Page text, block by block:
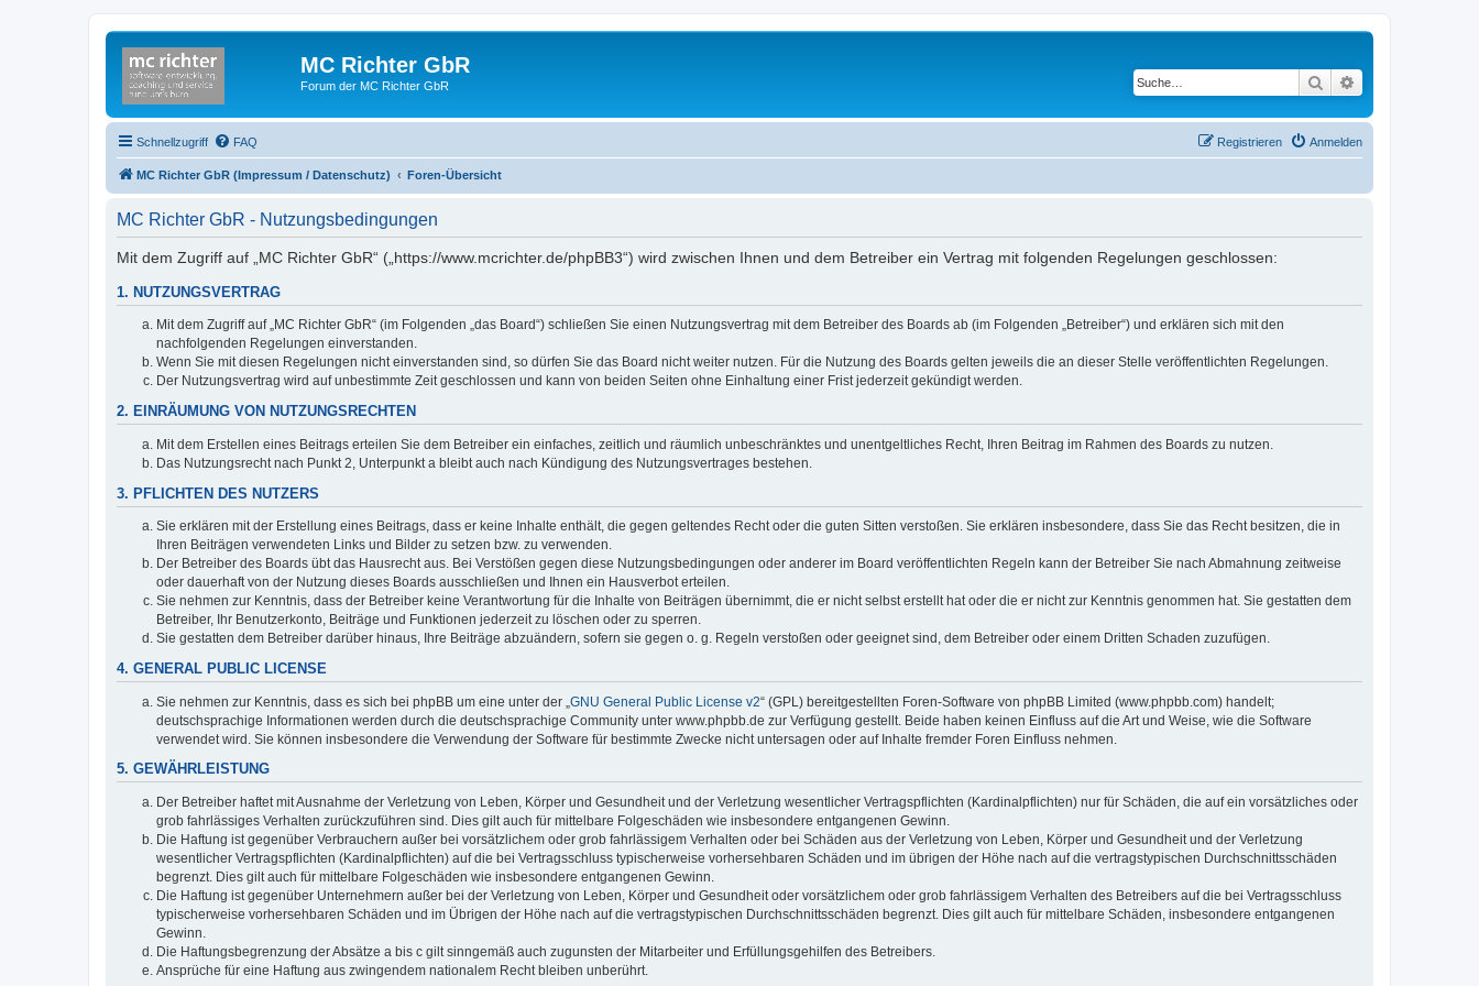
MC Richter GbR
Forum der MC Richter GbR Suche
Schnellzugriff FAQ Anmelden
Registrieren
MC Richter GbR (Impressum / Datenschutz) Foren-Übersicht
MC Richter GbR - Nutzungsbedingungen
Mit dem Zugriff auf „MC Richter GbR“ („https://www.mcrichter.de/phpBB3“) wird zwischen Ihnen und dem Betreiber ein Vertrag mit folgenden Regelungen geschlossen:
1. NUTZUNGSVERTRAG
Mit dem Zugriff auf „MC Richter GbR“ (im Folgenden „das Board“) schließen Sie einen Nutzungsvertrag mit dem Betreiber des Boards ab (im Folgenden „Betreiber“) und erklären sich mit den
nachfolgenden Regelungen einverstanden.
Wenn Sie mit diesen Regelungen nicht einverstanden sind, so dürfen Sie das Board nicht weiter nutzen. Für die Nutzung des Boards gelten jeweils die an dieser Stelle veröffentlichten Regelungen.
Der Nutzungsvertrag wird auf unbestimmte Zeit geschlossen und kann von beiden Seiten ohne Einhaltung einer Frist jederzeit gekündigt werden.
2. EINRÄUMUNG VON NUTZUNGSRECHTEN
Mit dem Erstellen eines Beitrags erteilen Sie dem Betreiber ein einfaches, zeitlich und räumlich unbeschränktes und unentgeltliches Recht, Ihren Beitrag im Rahmen des Boards zu nutzen.
Das Nutzungsrecht nach Punkt 2, Unterpunkt a bleibt auch nach Kündigung des Nutzungsvertrages bestehen.
3. PFLICHTEN DES NUTZERS
Sie erklären mit der Erstellung eines Beitrags, dass er keine Inhalte enthält, die gegen geltendes Recht oder die guten Sitten verstoßen. Sie erklären insbesondere, dass Sie das Recht besitzen, die in
Ihren Beiträgen verwendeten Links und Bilder zu setzen bzw. zu verwenden.
Der Betreiber des Boards übt das Hausrecht aus. Bei Verstößen gegen diese Nutzungsbedingungen oder anderer im Board veröffentlichten Regeln kann der Betreiber Sie nach Abmahnung zeitweise
oder dauerhaft von der Nutzung dieses Boards ausschließen und Ihnen ein Hausverbot erteilen.
Sie nehmen zur Kenntnis, dass der Betreiber keine Verantwortung für die Inhalte von Beiträgen übernimmt, die er nicht selbst erstellt hat oder die er nicht zur Kenntnis genommen hat. Sie gestatten dem
Betreiber, Ihr Benutzerkonto, Beiträge und Funktionen jederzeit zu löschen oder zu sperren.
Sie gestatten dem Betreiber darüber hinaus, Ihre Beiträge abzuändern, sofern sie gegen o. g. Regeln verstoßen oder geeignet sind, dem Betreiber oder einem Dritten Schaden zuzufügen.
4. GENERAL PUBLIC LICENSE
Sie nehmen zur Kenntnis, dass es sich bei phpBB um eine unter der „ GNU General Public License v2“ (GPL) bereitgestellten Foren-Software von phpBB Limited (www.phpbb.com) handelt;
deutschsprachige Informationen werden durch die deutschsprachige Community unter www.phpbb.de zur Verfügung gestellt. Beide haben keinen Einfluss auf die Art und Weise, wie die Software
verwendet wird. Sie können insbesondere die Verwendung der Software für bestimmte Zwecke nicht untersagen oder auf Inhalte fremder Foren Einfluss nehmen.
5. GEWÄHRLEISTUNG
Der Betreiber haftet mit Ausnahme der Verletzung von Leben, Körper und Gesundheit und der Verletzung wesentlicher Vertragspflichten (Kardinalpflichten) nur für Schäden, die auf ein vorsätzliches oder
grob fahrlässiges Verhalten zurückzuführen sind. Dies gilt auch für mittelbare Folgeschäden wie insbesondere entgangenen Gewinn.
Die Haftung ist gegenüber Verbrauchern außer bei vorsätzlichem oder grob fahrlässigem Verhalten oder bei Schäden aus der Verletzung von Leben, Körper und Gesundheit und der Verletzung
wesentlicher Vertragspflichten (Kardinalpflichten) auf die bei Vertragsschluss typischerweise vorhersehbaren Schäden und im übrigen der Höhe nach auf die vertragstypischen Durchschnittsschäden
begrenzt. Dies gilt auch für mittelbare Folgeschäden wie insbesondere entgangenen Gewinn.
Die Haftung ist gegenüber Unternehmern außer bei der Verletzung von Leben, Körper und Gesundheit oder vorsätzlichem oder grob fahrlässigem Verhalten des Betreibers auf die bei Vertragsschluss
typischerweise vorhersehbaren Schäden und im Übrigen der Höhe nach auf die vertragstypischen Durchschnittsschäden begrenzt. Dies gilt auch für mittelbare Schäden, insbesondere entgangenen
Gewinn.
Die Haftungsbegrenzung der Absätze a bis c gilt sinngemäß auch zugunsten der Mitarbeiter und Erfüllungsgehilfen des Betreibers.
Ansprüche für eine Haftung aus zwingendem nationalem Recht bleiben unberührt.